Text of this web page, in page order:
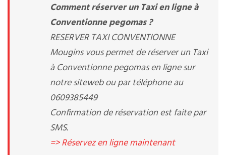
Comment réserver un Taxi en ligne à
Conventionne pegomas ?
RESERVER TAXI CONVENTIONNE
Mougins vous permet de réserver un Taxi
à Conventionne pegomas en ligne sur
notre siteweb ou par téléphone au
0609385449
Confirmation de réservation est faite par
SMS.
=> Réservez en ligne maintenant